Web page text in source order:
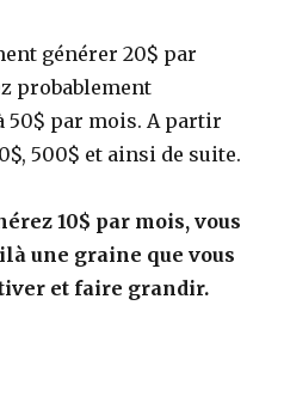
générer 20$ par
probablement
50$ par mois. A partir
500$ et ainsi de suite.
10$ par mois, vous
une graine que vous
et faire grandir.